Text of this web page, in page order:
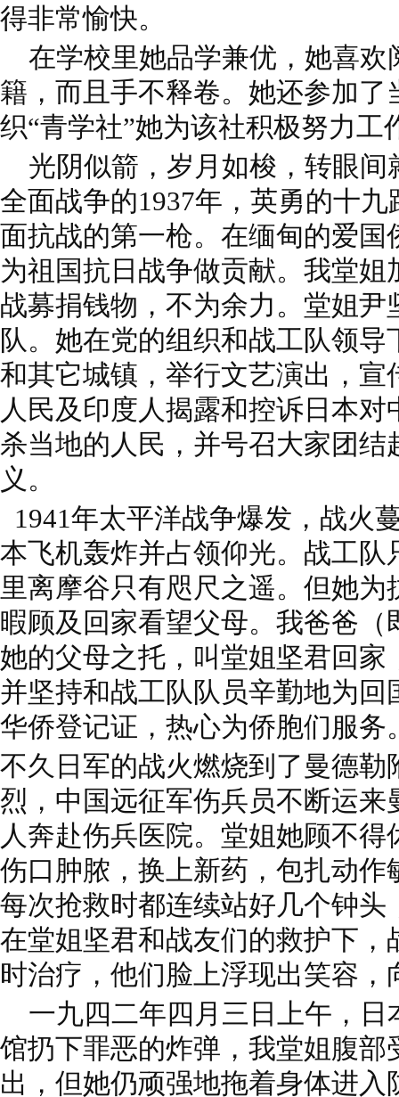
得非常愉快。
在学校里她品学兼优，她喜欢
籍，而且手不释卷。她还参加了
织“青学社”她为该社积极努力工
光阴似箭，岁月如梭，转眼间
全面战争的1937年，英勇的十
面抗战的第一枪。在缅甸的爱国
为祖国抗日战争做贡献。我堂
战募捐钱物，不为余力。堂姐
队。她在党的组织和战工队领
和其它城镇，举行文艺演出，宣
人民及印度人揭露和控诉日本
杀当地的人民，并号召大家团结
义。
1941年太平洋战争爆发，战火
本飞机轰炸并占领仰光。战工队
里离摩谷只有咫尺之遥。但她
暇顾及回家看望父母。我爸爸
她的父母之托，叫堂姐坚君回
并坚持和战工队队员辛勤地为
华侨登记证，热心为侨胞们服务
不久日军的战火燃烧到了曼德勒
烈，中国远征军伤兵员不断运
人奔赴伤兵医院。堂姐她顾不
伤口肿脓，换上新药，包扎动作
每次抢救时都连续站好几个钟头
在堂姐坚君和战友们的救护下，
时治疗，他们脸上浮现出笑容，
一九四二年四月三日上午，日
馆扔下罪恶的炸弹，我堂姐腹部
出，但她仍顽强地拖着身体进